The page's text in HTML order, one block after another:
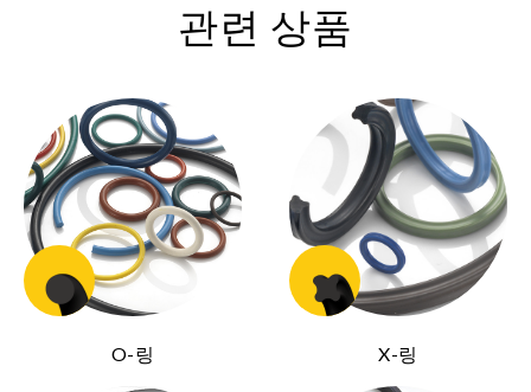
관련 상품
O-링 X-링